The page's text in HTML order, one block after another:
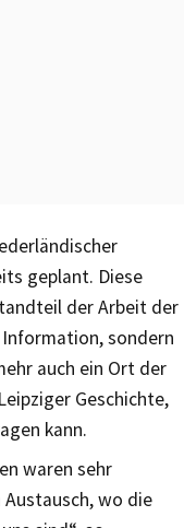
geplant. Diese
der Arbeit der
sondern
auch ein Ort der
Geschichte,
kann.
waren sehr
wo die